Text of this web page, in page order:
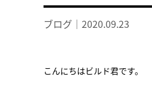
ブログ｜ 2020.09.23
こんにちはビルド君です。